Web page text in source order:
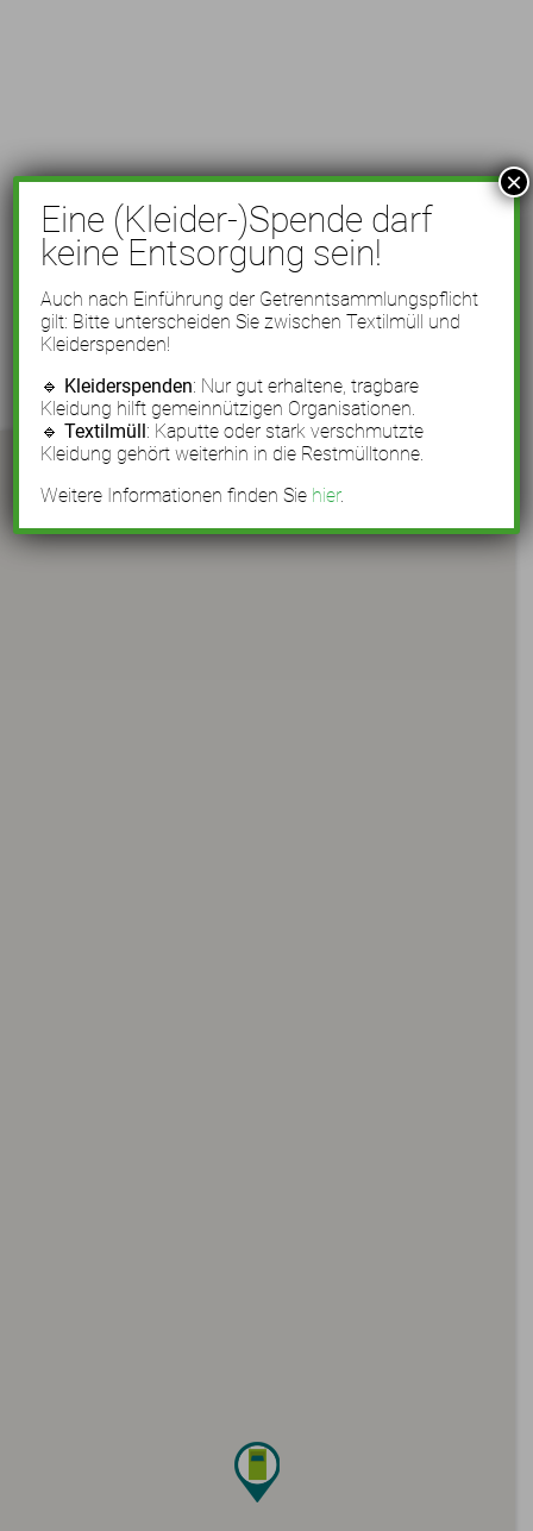
Eine (Kleider-)Spende darf
keine Entsorgung sein!
Auch nach Einführung der Getrenntsammlungspflicht
gilt: Bitte unterscheiden Sie zwischen Textilmüll und
Kleiderspenden!
🔹 Kleiderspenden: Nur gut erhaltene, tragbare
Kleidung hilft gemeinnützigen Organisationen.
🔹Textilmüll: Kaputte oder stark verschmutzte
Kleidung gehört weiterhin in die Restmülltonne.
Weitere Informationen finden Sie hier.
×